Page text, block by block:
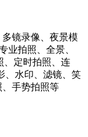
镜录像、夜景模
业拍照、全景、
、定时拍照、连
、水印、滤镜、笑
手势拍照等